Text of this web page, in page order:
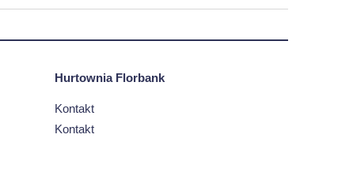
Hurtownia Florbank
Kontakt
Kontakt